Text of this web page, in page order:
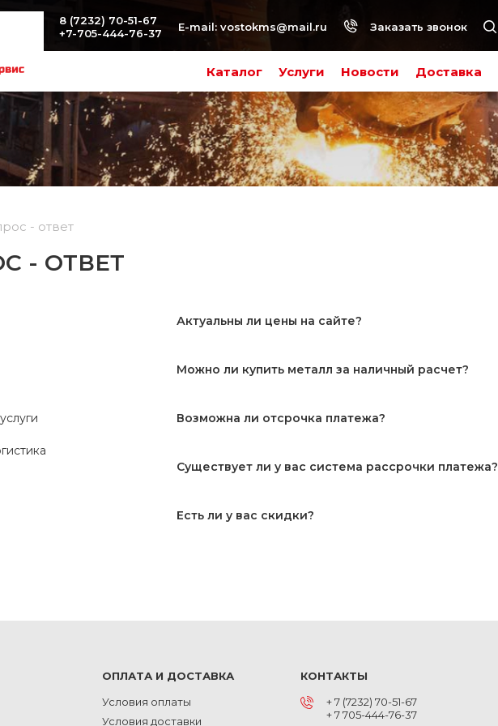
Каталог Услуги Новости Доставка
8 (7232) 70-51-67
+7-705-444-76-37
E-mail: vostokms@mail.ru Заказать звонок
- ответ
- ОТВЕТ
Актуальны ли цены на сайте?
Можно ли купить металл за наличный расчет?
Возможна ли отсрочка платежа?
Существует ли у вас система рассрочки платежа?
Есть ли у вас скидки?
ОПЛАТА И ДОСТАВКА
Условия оплаты
Условия доставки
КОНТАКТЫ
+ 7 (7232) 70-51-67
+ 7 705-444-76-37